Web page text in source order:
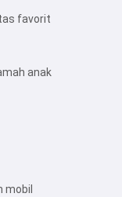
favorit
anak
mobil